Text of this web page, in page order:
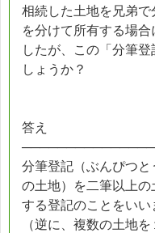
相続した土地を兄弟
を分けて所有する場
したが、この「分筆
しょうか？
答え
分筆登記（ぶんぴつ
の土地）を二筆以上
する登記のことをいい
（逆に、複数の土地